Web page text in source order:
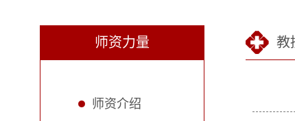
师资力量
师资介绍
教